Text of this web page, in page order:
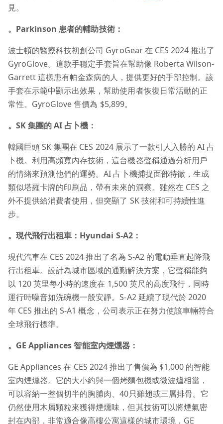
見。
。Parkinson 患者的輔助技術：
波士頓的醫療科技初創公司 GyroGear 在 CES 2024 推出了
GyroGlove。這款手穩定手套旨在幫助像 Roberta Wilson-
Garrett 這樣患有帕金森病的人，提供更好的手部控制。該
手套在示範中顯示出效果，幫助使用者恢復日常活動的正
常性。GyroGlove 售價為 $5,899。
。SK 集團的 AI 占卜機：
韓國巨頭 SK 集團在 CES 2024 展示了一款引人入勝的 AI 占
卜機。利用高頻寬內存技術，這台機器聲稱通過分析用戶
的情緒來預測他們的運勢。AI 占卜機捕捉面部特徵，生成
類似塔羅卡牌的印刷品，帶有未來的洞察。雖然在 CES 之
外不提供給消費者使用，但突顯了 SK 技術和可持續性進
步。
。現代飛行出租車：Hyundai S-A2：
現代汽車在 CES 2024 推出了名為 S-A2 的電動垂直起降飛
行出租車。設計為城市區域的通勤解決方案，它聲稱能夠
以 120 英里每小時的速度在 1,500 英尺的高度飛行，同時
運行時噪音如洗碗機一般安靜。S-A2 延續了現代於 2020
年 CES 推出的 S-A1 概念，公司表示正在努力使該車輛符合
全球飛行標準。
。GE Appliances 智能室內煙燻器：
GE Appliances 在 CES 2024 推出了售價為 $1,000 的智能
室內煙燻器。它的大小約與一個烤麵包機或微波爐相當，
可以容納一整個切半的胸脯肉、40只雞翅或三層排骨。它
仍然使用木屑顆粒來獲得煙燻味，但其技術可以將煙氣密
封在內部，非常適合像高樓公寓這樣的城市環境，GE